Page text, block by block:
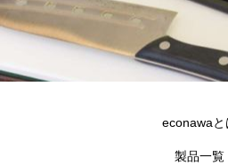
econawaと
製品一覧